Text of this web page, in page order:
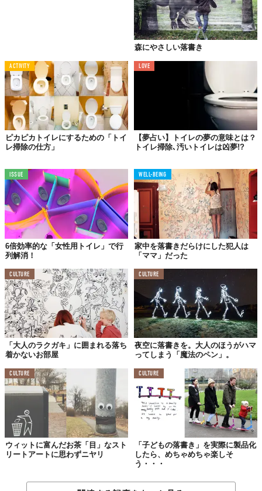
2018 Scott Conrad Kelly
「The Public Toilet Study」によれば、女性は37の愛に関するメッ
セージを残していて（男性はゼロ）、誰かを励ますような「You
対して、男性の傾向は暴力的な単語や言葉が多い。ときには殺害
予告まで。だけど、男性の公衆トイレにだけ電話番号が書いてあ
り、どれも友達を募集しているカワイイ一面もある。
個人的に興味深かったのは男性器の落書きについて。Scottが分析
したところ、男性よりも女性が描くモノの方が長かったそ
う……。
ここで紹介したのは全体の半分にも満たないくらい。Scottが気合
を入れてデザインしたWEBサイトでチェック
できるようになって
いる。
Top photo: ©2018 Scott Conrad Kelly
Licensed material used with permission by
Scott Conrad Kelly(HP) (Instagram),
The Public
Toilet Study
TABI LABO
この世界は、もっと広いはずだ。
森にやさしい落書き
ACTIVITY
ピカピカトイレにするための「トイ
レ掃除の仕方」
LOVE
【夢占い】トイレの夢の意味とは？
トイレ掃除､汚いトイレは凶夢!?
ISSUE
6倍効率的な「女性用トイレ」で行
列解消！
WELL-BEING
家中を落書きだらけにした犯人は
「ママ」だった
CULTURE
「大人のラクガキ」に囲まれる落ち
着かないお部屋
CULTURE
夜空に落書きを。大人のほうがハマ
ってしまう「魔法のペン」。
CULTURE
ウィットに富んだお茶「目」なスト
リートアートに思わずニヤリ
CULTURE
「子どもの落書き」を実際に製品化
したら、めちゃめちゃ楽しそ
う・・・